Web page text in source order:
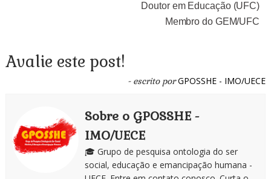
Doutor em Educação (UFC)
Membro do GEM/UFC
Avalie este post!
- escrito por GPOSSHE - IMO/UECE
Sobre o GPOSSHE -
IMO/UECE
🎓 Grupo de pesquisa ontologia do ser
social, educação e emancipação humana -